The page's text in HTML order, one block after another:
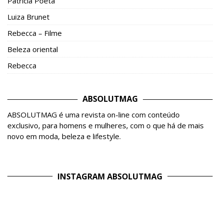
Luiza Brunet
Rebecca – Filme
Beleza oriental
Rebecca
ABSOLUTMAG
ABSOLUTMAG é uma revista on-line com conteúdo
exclusivo, para homens e mulheres, com o que há de mais
novo em moda, beleza e lifestyle.
INSTAGRAM ABSOLUTMAG